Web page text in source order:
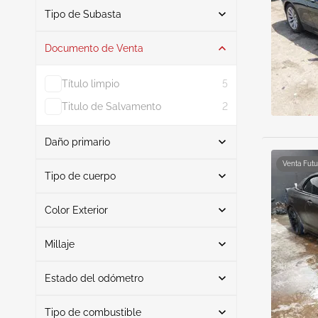
De
Tipo de Subasta
Subasta 9
Documento de Venta
Título limpio
5
Titulo de Salvamento
2
Daño primario
Lado izquierdo
2
Posterior
1
Tipo de cuerpo
Cabrio
5
Color Exterior
Blanco
3
Millaje
Estado del odómetro
Real
8
Tipo de combustible
Venta